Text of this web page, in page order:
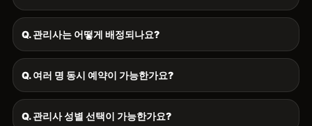
Q. 관리사는 어떻게 배정되나요?
Q. 여러 명 동시 예약이 가능한가요?
Q. 관리사 성별 선택이 가능한가요?